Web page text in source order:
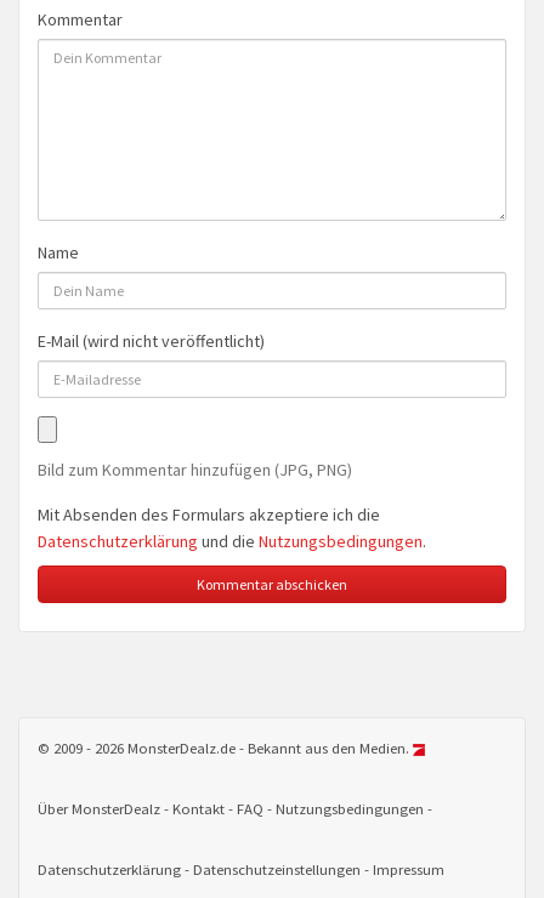
Kommentar
Name
E-Mail (wird nicht veröffentlicht)
Bild zum Kommentar hinzufügen (JPG, PNG)
Mit Absenden des Formulars akzeptiere ich die
Datenschutzerklärung und die Nutzungsbedingungen.
© 2009 - 2026 MonsterDealz.de - Bekannt aus den Medien.
Über MonsterDealz Kontakt FAQ Nutzungsbedingungen
Datenschutzerklärung Datenschutzeinstellungen Impressum